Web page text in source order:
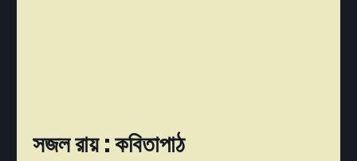
সজল রায় : কবিতাপাঠ